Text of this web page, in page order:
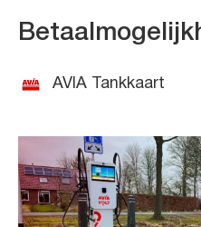
AVIA Tankkaart